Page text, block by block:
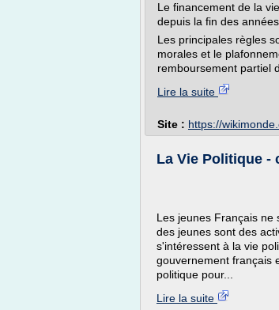
Le financement de la
depuis la fin des
Les principales règles
morales et le
remboursement partiel
Lire la suite
Site : https://
La Vie Politique -
Les jeunes Français ne
des jeunes sont des
s'intéressent à la vie
gouvernement français
politique pour...
Lire la suite